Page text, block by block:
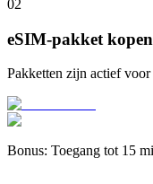
02
eSIM-pakket kopen
Pakketten zijn actief voor
Bonus: Toegang tot 15